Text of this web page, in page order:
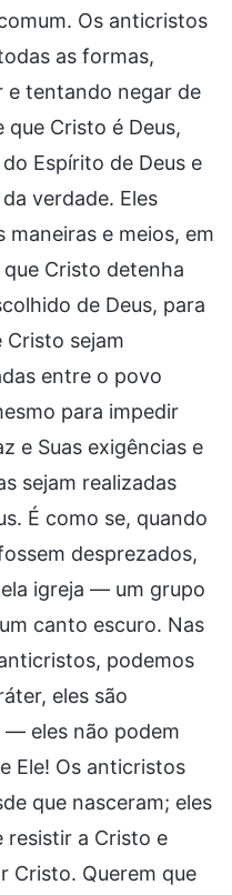
Os anticristos
as formas,
e tentando negar de
Cristo é Deus,
Espírito de Deus e
verdade. Eles
maneiras e meios, em
Cristo detenha
de Deus, para
Cristo sejam
entre o povo
para impedir
e Suas exigências e
sejam realizadas
É como se, quando
desprezados,
igreja — um grupo
canto escuro. Nas
podemos
eles são
— eles não podem
Ele! Os anticristos
que nasceram; eles
resistir a Cristo e
Cristo. Querem que